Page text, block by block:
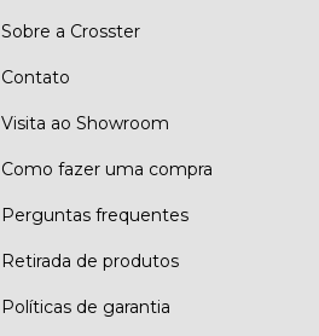
Sobre a Crosster
Contato
Visita ao Showroom
Como fazer uma compra
Perguntas frequentes
Retirada de produtos
Políticas de garantia